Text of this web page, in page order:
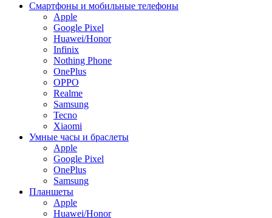
Смартфоны и мобильные телефоны
Apple
Google Pixel
Huawei/Honor
Infinix
Nothing Phone
OnePlus
OPPO
Realme
Samsung
Tecno
Xiaomi
Умные часы и браслеты
Apple
Google Pixel
OnePlus
Samsung
Планшеты
Apple
Huawei/Honor